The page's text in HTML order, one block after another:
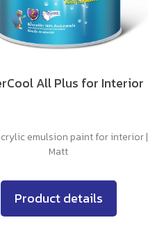
All Plus for Interior
emulsion paint for interior |
Matt
Product details